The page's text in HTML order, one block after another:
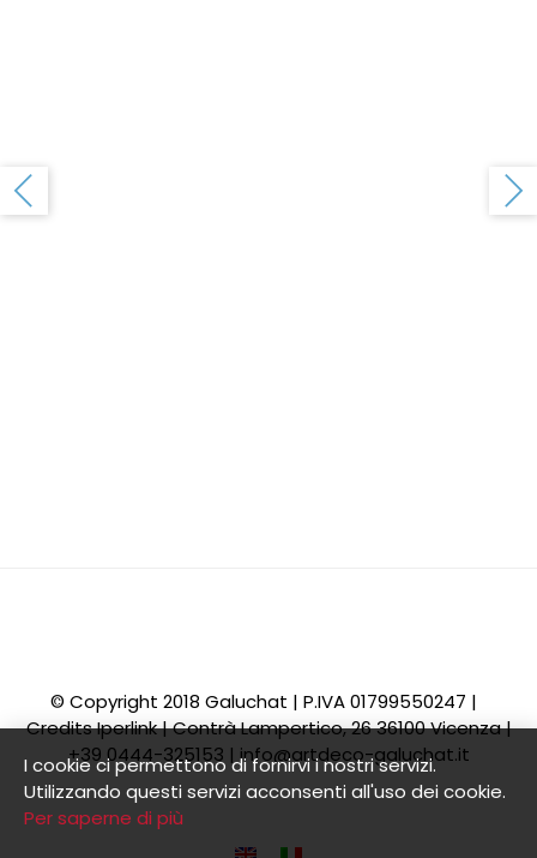
© Copyright 2018 Galuchat | P.IVA 01799550247 |
CreditsIperlink| Contrà Lampertico, 26 36100 Vicenza |
+39 0444-325153 | info@artdeco-galuchat.it
I cookie ci permettono di fornirvi i nostri servizi.
Utilizzando questi servizi acconsenti all'uso dei cookie.
Per saperne di più